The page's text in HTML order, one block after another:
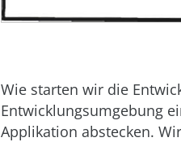
Wie starten wir die
Entwicklungsumgebung
Applikation abstecken.